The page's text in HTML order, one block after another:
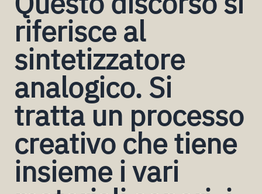
riferisce al
sintetizzatore
analogico. Si
tratta un processo
creativo che tiene
insieme i vari